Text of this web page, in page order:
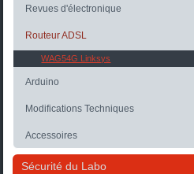
Revues d'électronique
Routeur ADSL
WAG54G Linksys
Arduino
Modifications Techniques
Accessoires
Sécurité du Labo